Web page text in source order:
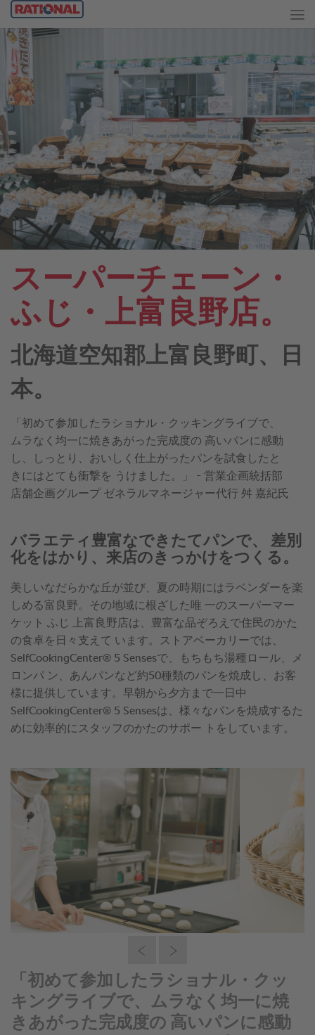
スーパーチェーン・
ふじ・上富良野店。
北海道空知郡上富良野町、日
本。
「初めて参加したラショナル・クッキングライブで、
ムラなく均一に焼きあがった完成度の 高いパンに感動
し、しっとり、おいしく仕上がったパンを試食したと
きにはとても衝撃を うけました。」 - 営業企画統括部
店舗企画グループ ゼネラルマネージャー代行 舛 嘉紀氏
「初めて参加したラショナル・クッ
キングライブで、ムラなく均一に焼
きあがった完成度の 高いパンに感動